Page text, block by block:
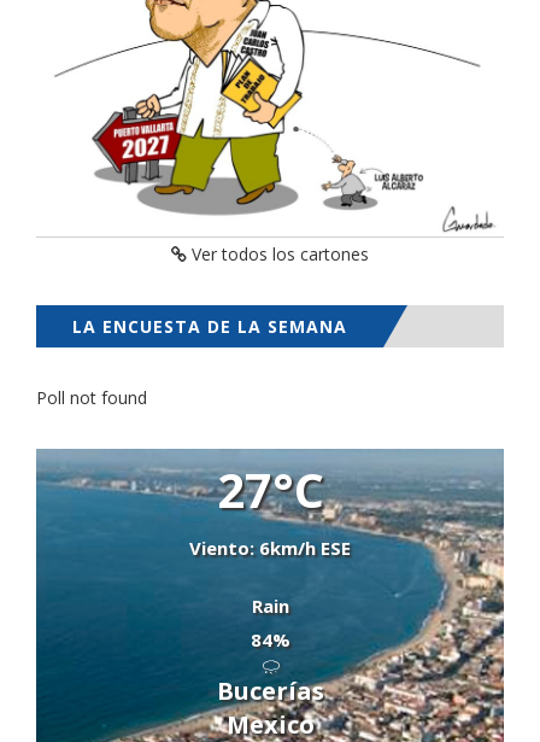
Ver todos los cartones
LA ENCUESTA DE LA SEMANA
Poll not found
27°C
Viento: 6km/h ESE
Rain
84%
Bucerías
Mexico